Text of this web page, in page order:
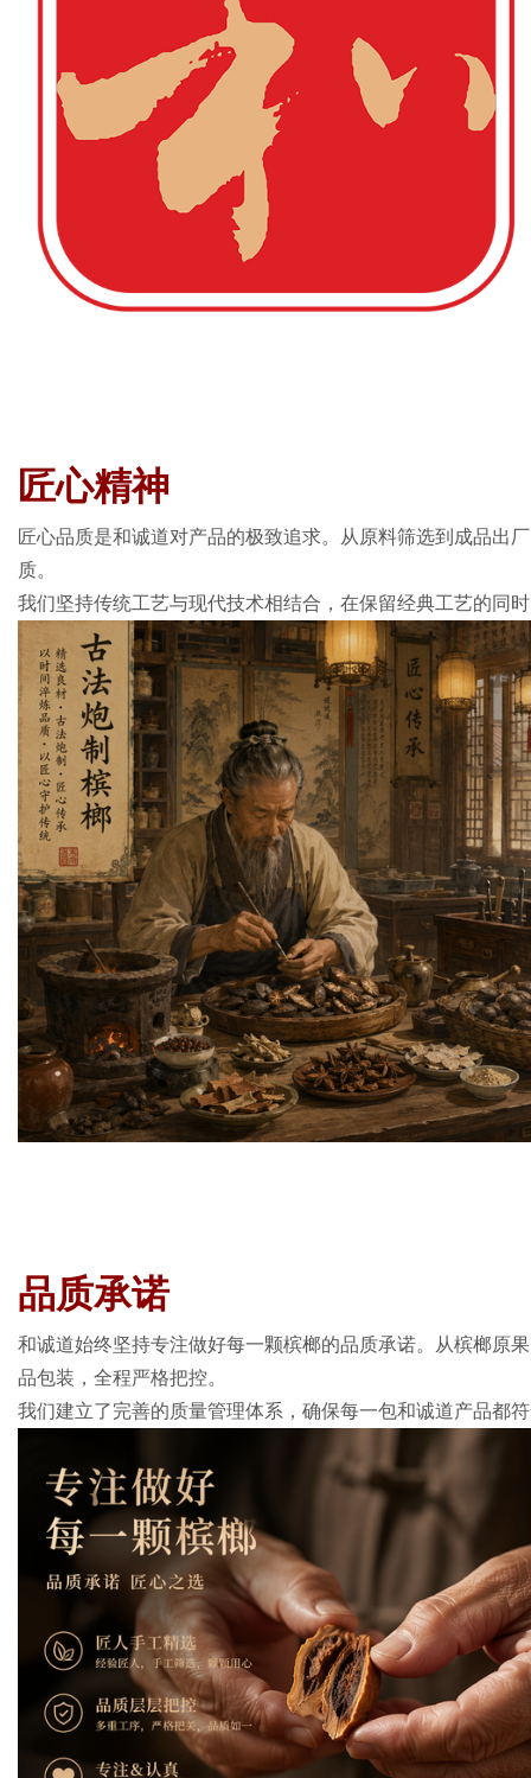
匠心精神
匠心品质是和诚道对产品的极致追求。从原料筛选到成品出
质。
我们坚持传统工艺与现代技术相结合，在保留经典工艺的同
品质承诺
和诚道始终坚持专注做好每一颗槟榔的品质承诺。从槟榔原
品包装，全程严格把控。
我们建立了完善的质量管理体系，确保每一包和诚道产品都